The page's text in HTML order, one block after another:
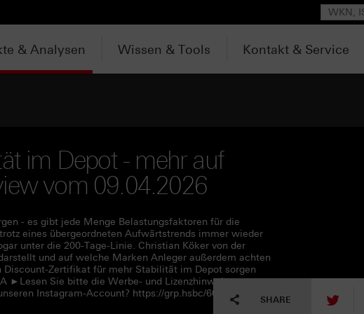
Suche
& Analysen Wissen & Tools Kontakt & Service
im Depot - mehr auf
vom 09.04.2026
- es gibt jede Menge Belastungsfaktoren für die
eines übergeordneten Aufwärtstrends immer wieder
unter die 200-Tage-Linie. Christian Köker von der
und auf welche Marken Anleger außerdem achten
Discount-Zertifikat für mehr Stabilität im Depot sorgen
►Lesen Sie bitte die Werbe- und Lizenzhinweise unter
Instagram-Account? https://grp.hsbc/6050q4HQC
SHARE tweet